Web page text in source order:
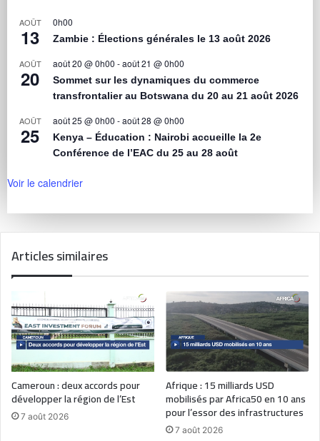
AOÛT
13
0h00
Zambie : Élections générales le 13 août 2026
AOÛT
20
août 20 @ 0h00 -août 21 @ 0h00
Sommet sur les dynamiques du commerce
transfrontalier au Botswana du 20 au 21 août 2026
AOÛT
25
août 25 @ 0h00 -août 28 @ 0h00
Kenya – Éducation : Nairobi accueille la 2e
Conférence de l’EAC du 25 au 28 août
Voir le calendrier
Articles similaires
Cameroun : deux accords pour
développer la région de l’Est
7 août 2026
Afrique : 15 milliards USD
mobilisés par Africa50 en 10 ans
pour l’essor des infrastructures
7 août 2026